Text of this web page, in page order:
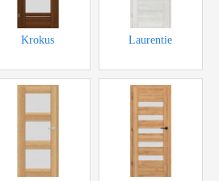
Krokus Laurentie